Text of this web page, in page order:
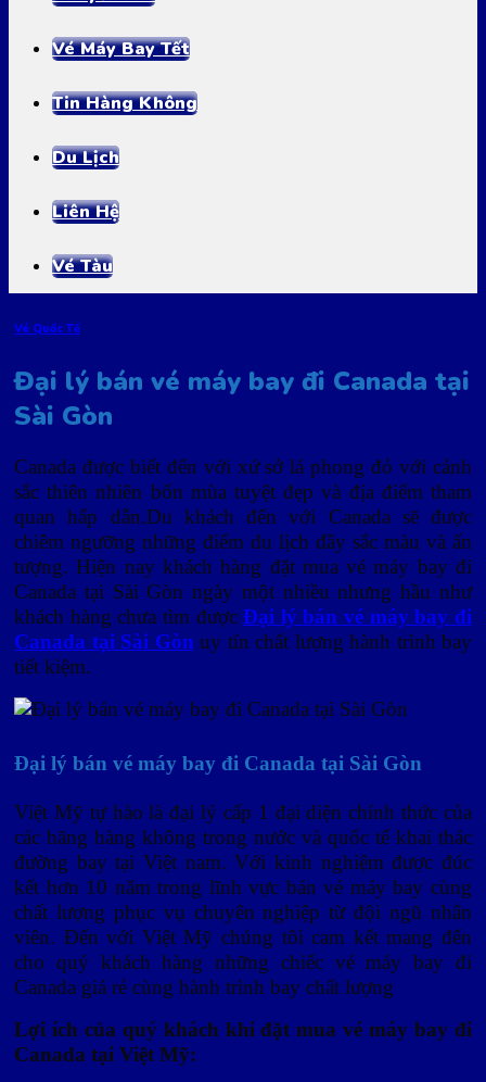
Vé Máy Bay Tết
Tin Hàng Không
Du Lịch
Liên Hệ
Vé Tàu
Vé Quốc Tế
Đại lý bán vé máy bay đi Canada tại
Sài Gòn
Canada được biết đến với xứ sở lá phong đỏ với cảnh
sắc thiên nhiên bốn mùa tuyệt đẹp và địa điểm tham
quan hấp dẫn.Du khách đến với Canada sẽ được
chiêm ngưỡng những điểm du lịch đầy sắc màu và ấn
tượng. Hiện nay khách hàng đặt mua vé máy bay đi
Canada tại Sài Gòn ngày một nhiều nhưng hầu như
khách hàng chưa tìm đượcĐại lý bán vé máy bay đi
Canada tại Sài Gòn uy tín chất lượng hành trình bay
tiết kiệm.
Đại lý bán vé máy bay đi Canada tại Sài Gòn
Việt Mỹ tự hào là đại lý cấp 1 đại diện chính thức của
các hãng hàng không trong nước và quốc tế khai thác
đường bay tại Việt nam. Với kinh nghiệm được đúc
kết hơn 10 năm trong lĩnh vực bán vé máy bay cùng
chất lượng phục vụ chuyên nghiệp từ đội ngũ nhân
viên. Đến với Việt Mỹ chúng tôi cam kết mang đến
cho quý khách hàng những chiếc vé máy bay đi
Canada giá rẻ cùng hành trình bay chất lượng
Lợi ích của quý khách khi đặt mua vé máy bay đi
Canada tại Việt Mỹ: